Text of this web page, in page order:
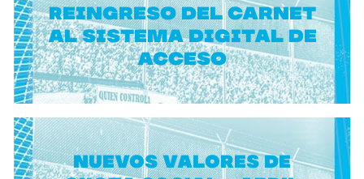
Reingreso del carnet
al sistema digital de
acceso
NUEVOS VALORES DE